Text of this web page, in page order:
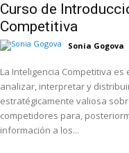
Curso de
Competitiva
Sonia Gogova
La Inteligencia Competitiva
analizar, interpretar y
estratégicamente valiosa
competidores para,
información a los...